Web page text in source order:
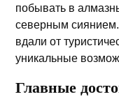
побывать в
северным
вдали от
уникальные
Главные